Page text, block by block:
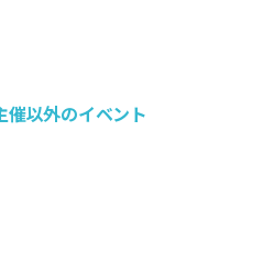
催以外のイベント